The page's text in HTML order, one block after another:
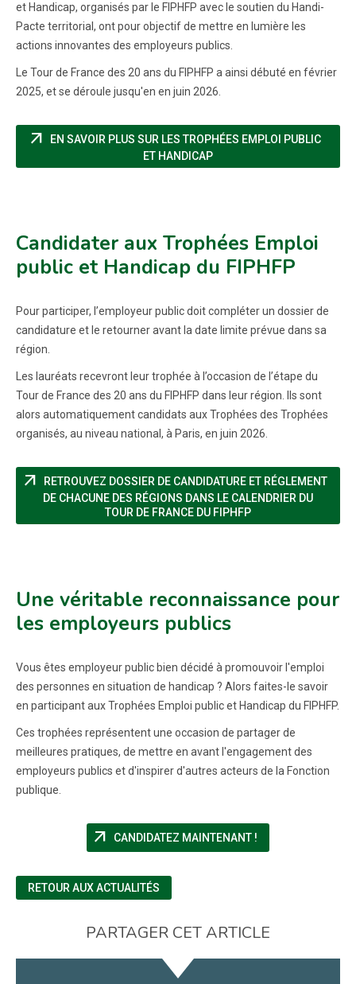
et Handicap, organisés par le FIPHFP avec le soutien du Handi-
Pacte territorial, ont pour objectif de mettre en lumière les
actions innovantes des employeurs publics.
Le Tour de France des 20 ans du FIPHFP a ainsi débuté en février
2025, et se déroule jusqu'en en juin 2026.
arrow_outward
EN SAVOIR PLUS SUR LES TROPHÉES EMPLOI PUBLIC
ET HANDICAP(NOUVELLE FENÊTRE)
Candidater aux Trophées Emploi
public et Handicap du FIPHFP
Pour participer, l’employeur public doit compléter un dossier de
candidature et le retourner avant la date limite prévue dans sa
région.
Les lauréats recevront leur trophée à l’occasion de l’étape du
Tour de France des 20 ans du FIPHFP dans leur région. Ils sont
alors automatiquement candidats aux Trophées des Trophées
organisés, au niveau national, à Paris, en juin 2026.
arrow_outward
RETROUVEZ DOSSIER DE CANDIDATURE ET RÉGLEMENT
DE CHACUNE DES RÉGIONS DANS LE CALENDRIER DU
TOUR DE FRANCE DU FIPHFP(NOUVELLE
Une véritable reconnaissance pour
les employeurs publics
Vous êtes employeur public bien décidé à promouvoir l'emploi
des personnes en situation de handicap ? Alors faites-le savoir
en participant aux Trophées Emploi public et Handicap du FIPHFP.
Ces trophées représentent une occasion de partager de
meilleures pratiques, de mettre en avant l'engagement des
employeurs publics et d'inspirer d'autres acteurs de la Fonction
publique.
arrow_outward CANDIDATEZ MAINTENANT !
RETOUR AUX ACTUALITÉS
PARTAGER CET ARTICLE